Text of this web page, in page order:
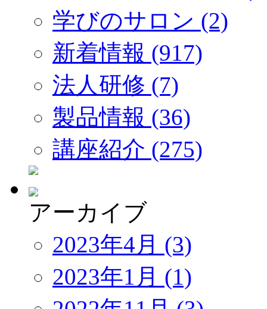
学びのサロン (2)
新着情報 (917)
法人研修 (7)
製品情報 (36)
講座紹介 (275)
アーカイブ
2023年4月 (3)
2023年1月 (1)